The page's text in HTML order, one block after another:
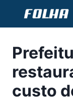
Conteúdo
custo